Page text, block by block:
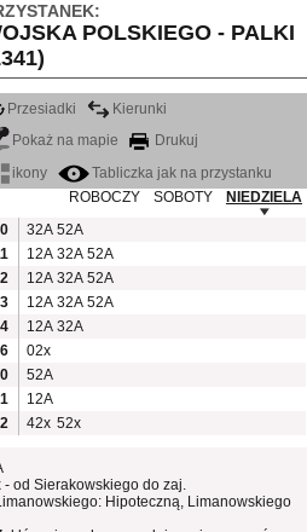
POLSKIEGO - PALKI
Przesiadki
Kierunki
Pokaż na mapie
Drukuj
ikony
Tabliczka jak na przystanku
ROBOCZY
SOBOTY
NIEDZIELA
32A 52A
12A 32A 52A
12A 32A 52A
12A 32A 52A
12A 32A
02x
52A
12A
42x 52x
- od Sierakowskiego do zaj.
Hipoteczną, Limanowskiego